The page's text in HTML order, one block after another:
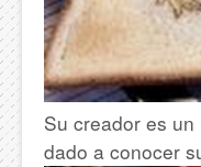
Su creador es un
dado a conocer